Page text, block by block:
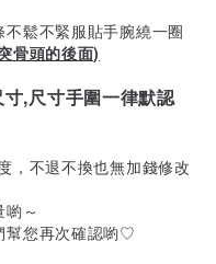
鬆不緊服貼手腕繞一圈
骨頭的後面)
,尺寸手圍一律默認
，不退不換也無加錢修改
～
幫您再次確認喲♡